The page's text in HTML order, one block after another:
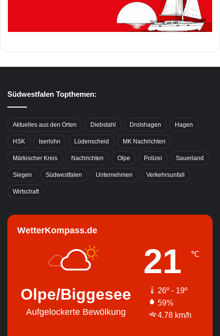
Südwestfalen Topthemen:
Aktuelles aus den Orten Diebstahl Drolshagen Hagen
HSK Iserlohn Lüdenscheid MK Nachrichten
Märkischer Kreis Nachrichten Olpe Polizei Sauerland
Siegen Südwestfalen Unternehmen Verkehrsunfall
Wirtschaft
WetterKompass.de
Olpe/Biggesee
Aufgelockerte Bewölkung
21 ℃
26º - 19º
59%
4.78 km/h